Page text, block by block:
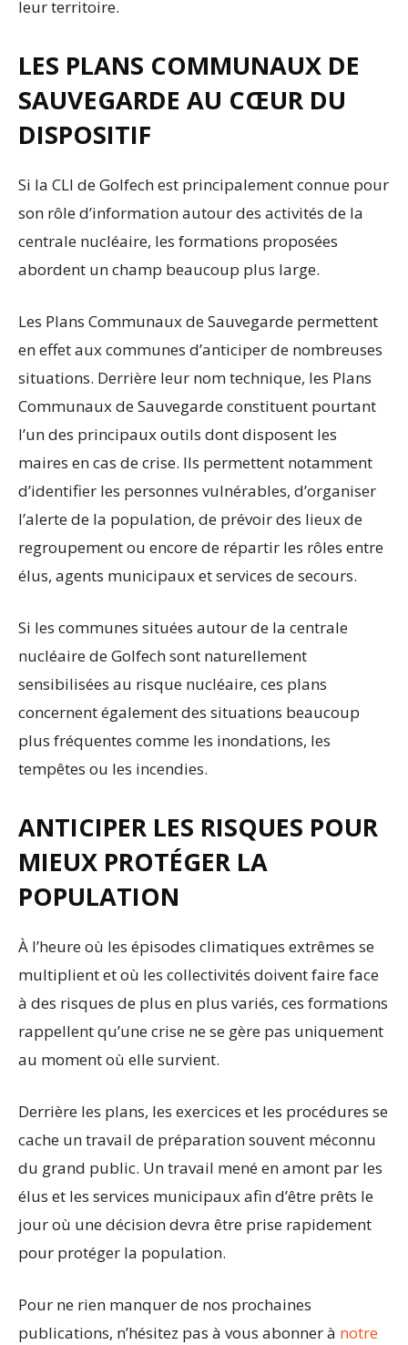
leur territoire.
LES PLANS COMMUNAUX DE
SAUVEGARDE AU CŒUR DU
DISPOSITIF
Si la CLI de Golfech est principalement connue pour
son rôle d’information autour des activités de la
centrale nucléaire, les formations proposées
abordent un champ beaucoup plus large.
Les Plans Communaux de Sauvegarde permettent
en effet aux communes d’anticiper de nombreuses
situations. Derrière leur nom technique, les Plans
Communaux de Sauvegarde constituent pourtant
l’un des principaux outils dont disposent les
maires en cas de crise. Ils permettent notamment
d’identifier les personnes vulnérables, d’organiser
l’alerte de la population, de prévoir des lieux de
regroupement ou encore de répartir les rôles entre
élus, agents municipaux et services de secours.
Si les communes situées autour de la centrale
nucléaire de Golfech sont naturellement
sensibilisées au risque nucléaire, ces plans
concernent également des situations beaucoup
plus fréquentes comme les inondations, les
tempêtes ou les incendies.
ANTICIPER LES RISQUES POUR
MIEUX PROTÉGER LA
POPULATION
À l’heure où les épisodes climatiques extrêmes se
multiplient et où les collectivités doivent faire face
à des risques de plus en plus variés, ces formations
rappellent qu’une crise ne se gère pas uniquement
au moment où elle survient.
Derrière les plans, les exercices et les procédures se
cache un travail de préparation souvent méconnu
du grand public. Un travail mené en amont par les
élus et les services municipaux afin d’être prêts le
jour où une décision devra être prise rapidement
pour protéger la population.
Pour ne rien manquer de nos prochaines
publications, n’hésitez pas à vous abonner à notre